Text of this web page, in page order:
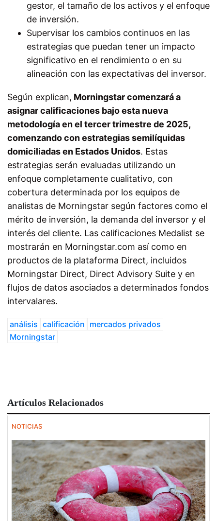
gestor, el tamaño de los activos y el enfoque
de inversión.
Supervisar los cambios continuos en las
estrategias que puedan tener un impacto
significativo en el rendimiento o en su
alineación con las expectativas del inversor.
Según explican, Morningstar comenzará a
asignar calificaciones bajo esta nueva
metodología en el tercer trimestre de 2025,
comenzando con estrategias semilíquidas
domiciliadas en Estados Unidos. Estas
estrategias serán evaluadas utilizando un
enfoque completamente cualitativo, con
cobertura determinada por los equipos de
analistas de Morningstar según factores como el
mérito de inversión, la demanda del inversor y el
interés del cliente. Las calificaciones Medalist se
mostrarán en Morningstar.com así como en
productos de la plataforma Direct, incluidos
Morningstar Direct, Direct Advisory Suite y en
flujos de datos asociados a determinados fondos
intervalares.
análisis calificación mercados privados
Morningstar
Artículos Relacionados
NOTICIAS